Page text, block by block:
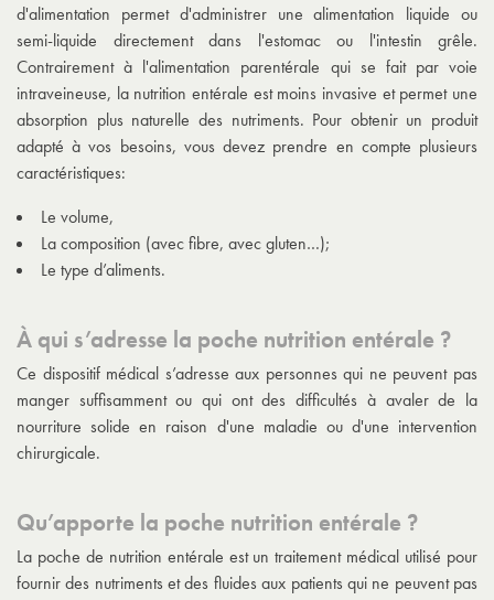
d'alimentation permet d'administrer une alimentation liquide ou
semi-liquide directement dans l'estomac ou l'intestin grêle.
Contrairement à l'alimentation parentérale qui se fait par voie
intraveineuse, la nutrition entérale est moins invasive et permet une
absorption plus naturelle des nutriments. Pour obtenir un produit
adapté à vos besoins, vous devez prendre en compte plusieurs
caractéristiques:
Le volume,
La composition (avec fibre, avec gluten…);
Le type d’aliments.
À qui s’adresse la poche nutrition entérale ?
Ce dispositif médical s’adresse aux personnes qui ne peuvent pas
manger suffisamment ou qui ont des difficultés à avaler de la
nourriture solide en raison d'une maladie ou d'une intervention
chirurgicale.
Qu’apporte la poche nutrition entérale ?
La poche de nutrition entérale est un traitement médical utilisé pour
fournir des nutriments et des fluides aux patients qui ne peuvent pas